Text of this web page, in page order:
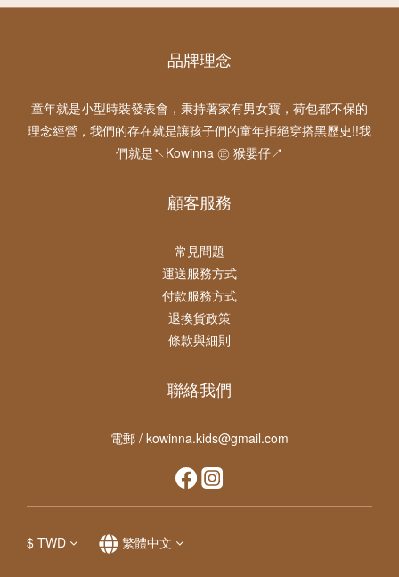
品牌理念
童年就是小型時裝發表會，秉持著家有男女寶，荷包都不保的
理念經營，我們的存在就是讓孩子們的童年拒絕穿搭黑歷史!!我
們就是↖Kowinna ㊣ 猴嬰仔↗
顧客服務
常見問題
運送服務方式
付款服務方式
退換貨政策
條款與細則
聯絡我們
電郵 / kowinna.kids@gmail.com
$ TWD 繁體中文